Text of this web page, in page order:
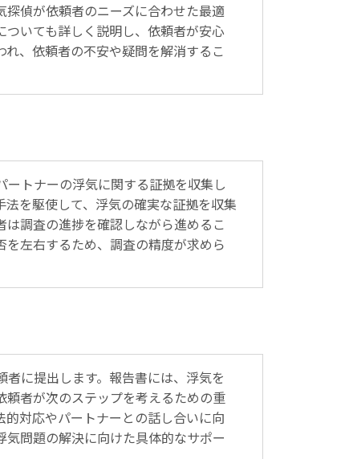
探偵が依頼者のニーズに合わせた最適
いても詳しく説明し、依頼者が安心
、依頼者の不安や疑問を解消するこ
トナーの浮気に関する証拠を収集し
を駆使して、浮気の確実な証拠を収集
調査の進捗を確認しながら進めるこ
左右するため、調査の精度が求めら
に提出します。報告書には、浮気を
者が次のステップを考えるための重
対応やパートナーとの話し合いに向
問題の解決に向けた具体的なサポー